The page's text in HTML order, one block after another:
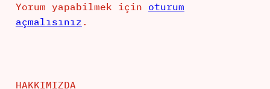
Yorum yapabilmek için oturum
açmalısınız .
HAKKIMIZDA